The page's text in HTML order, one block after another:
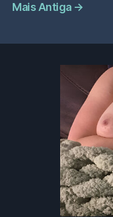
Mais Antiga →